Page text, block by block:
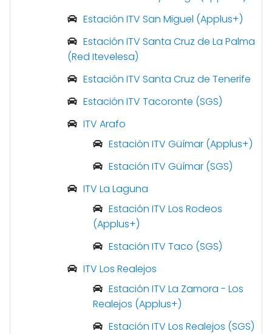
Estación ITV San Miguel (Applus+)
Estación ITV Santa Cruz de La Palma
(Red Itevelesa)
Estación ITV Santa Cruz de Tenerife
Estación ITV Tacoronte (SGS)
ITV Arafo
Estación ITV Güímar (Applus+)
Estación ITV Güímar (SGS)
ITV La Laguna
Estación ITV Los Rodeos
(Applus+)
Estación ITV Taco (SGS)
ITV Los Realejos
Estación ITV La Zamora - Los
Realejos (Applus+)
Estación ITV Los Realejos (SGS)